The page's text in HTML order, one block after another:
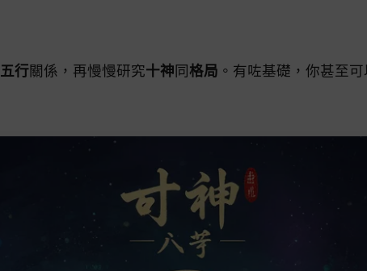
五行關係，再慢慢研究十神同格局 。有咗基礎，你甚至